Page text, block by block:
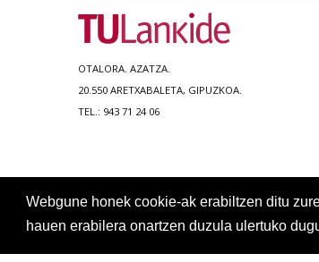
Webgune honek cookie-ak erabiltzen ditu
hauen erabilera onartzen duzula ulertuko
OTALORA. AZATZA.
20.550 ARETXABALETA, GIPUZKOA.
TEL.: 943 71 24 06